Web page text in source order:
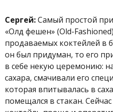
Сергей:Самый простой
«Олд фешен» (Old-Fashioned)
продаваемых коктейлей в
он был придуман, то его
в себе некую церемонию:
сахара, смачивали его
которая впитывалась в
помещался в стакан.